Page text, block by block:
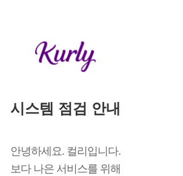
시스템 점검 안내
안녕하세요. 컬리입니다.
보다 나은 서비스를 위해